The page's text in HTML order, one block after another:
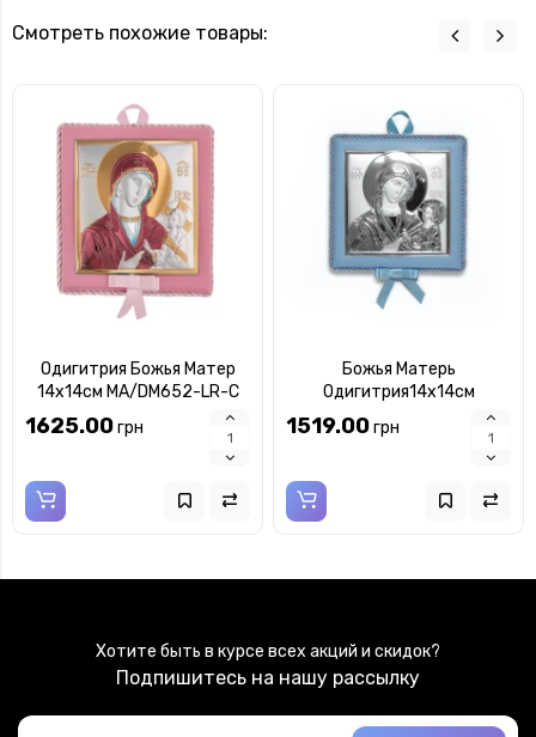
Смотреть похожие товары:
Одигитрия Божья Матер
14x14см MA/DM652-LR-C
1625.00грн
Божья Матерь
Одигитрия14x14см
MA/DM652-LC
1519.00грн
Хотите быть в курсе всех акций и скидок?
Подпишитесь на нашу рассылку